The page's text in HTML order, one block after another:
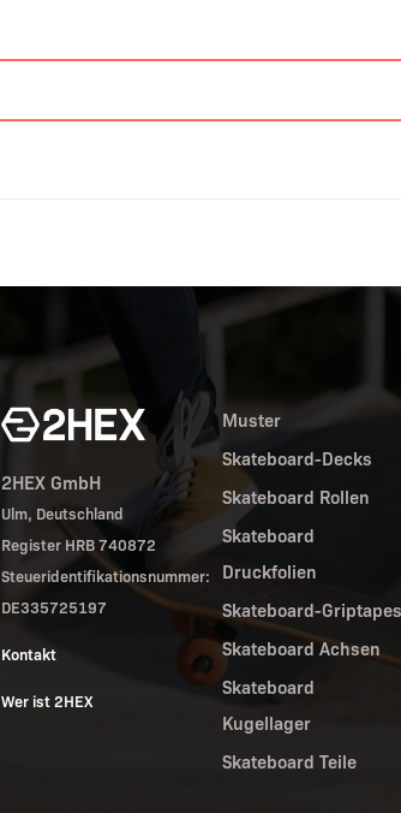
2HEX GmbH
Ulm, Deutschland
Register HRB 740872
Steueridentifikationsnummer:
DE335725197
Kontakt
Wer ist 2HEX
Muster
Skateboard-Decks
Skateboard Rollen
Skateboard
Druckfolien
Skateboard-Griptapes
Skateboard Achsen
Skateboard
Kugellager
Skateboard Teile